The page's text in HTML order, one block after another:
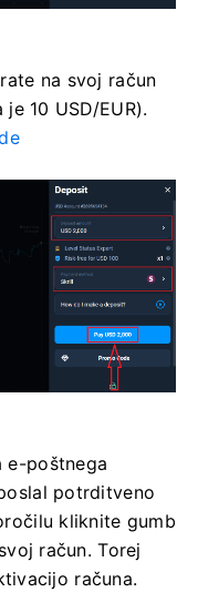
na svoj račun
10 USD/EUR).
e-poštnega
potrditveno
kliknite gumb
račun. Torej
računa.